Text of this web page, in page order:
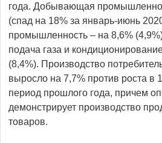
года. Добывающая
(спад на 18% за январь-июнь
промышленность – на 8,6%
подача газа и
(8,4%). Производство
выросло на 7,7% против роста в
период прошлого года, причем
демонстрирует производство
товаров.